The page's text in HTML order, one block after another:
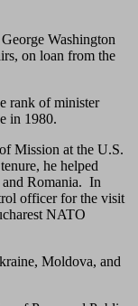
Washington
on loan from the
rank of minister
in 1980.
Mission at the U.S.
he helped
and Romania. In
officer for the visit
NATO
Moldova, and